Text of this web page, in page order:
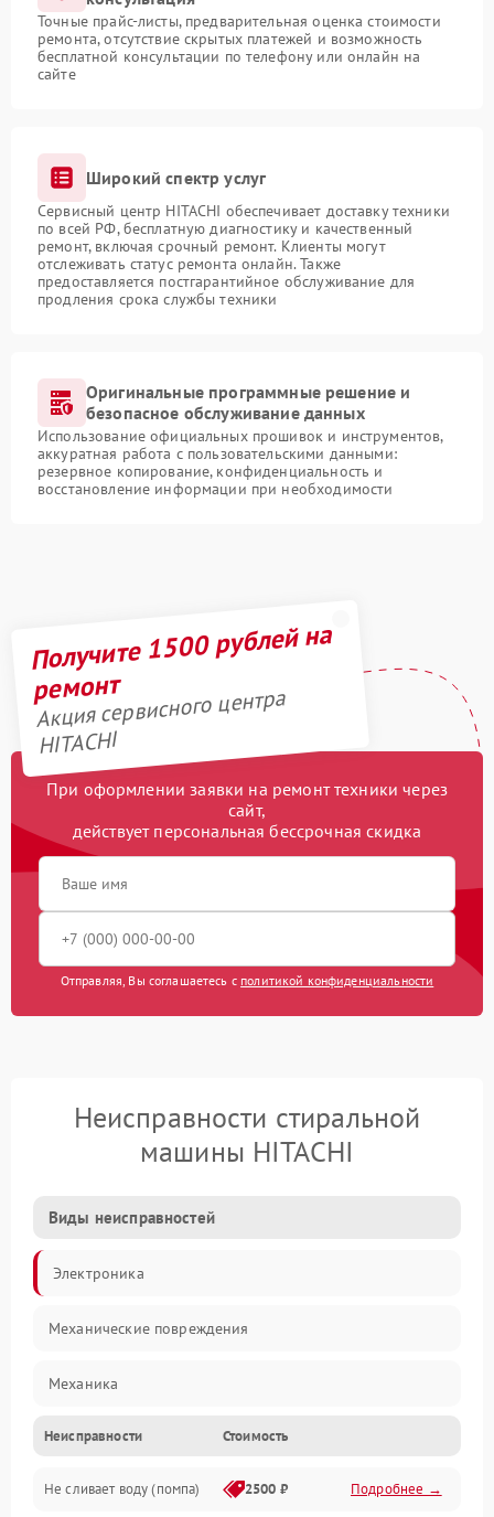
Точные прайс-листы, предварительная оценка стоимости
ремонта, отсутствие скрытых платежей и возможность
бесплатной консультации по телефону или онлайн на
сайте
Широкий спектр услуг
Сервисный центр HITACHI обеспечивает доставку техники
по всей РФ, бесплатную диагностику и качественный
ремонт, включая срочный ремонт. Клиенты могут
отслеживать статус ремонта онлайн. Также
предоставляется постгарантийное обслуживание для
продления срока службы техники
Оригинальные программные решение и
безопасное обслуживание данных
Использование официальных прошивок и инструментов,
аккуратная работа с пользовательскими данными:
резервное копирование, конфиденциальность и
восстановление информации при необходимости
Получите 1500 рублей на
ремонт
Акция сервисного центра
HITACHI
При оформлении заявки на ремонт техники через
сайт,
действует персональная бессрочная скидка
Отправляя, Вы соглашаетесь с политикой конфиденциальности
Неисправности стиральной
машины HITACHI
Виды неисправностей
Электроника
Механические повреждения
Механика
Электропитание
Водоснабжение
Неисправности Стоимость
Не сливает воду (помпа) 2500 ₽ Подробнее →